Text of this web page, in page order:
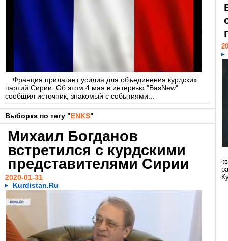
Франция прилагает усилия для объединения курдских
партий Сирии. Об этом 4 мая в интервью "BasNew"
сообщил источник, знакомый с событиями...
Выборка по тегу "ENKS"
Михаил Богданов
встретился с курдскими
представителями Сирии
2020-01-31
Kurdistan.Ru